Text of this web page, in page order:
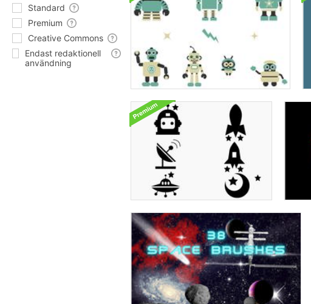
Standard
Premium
Creative Commons
Endast redaktionell
användning